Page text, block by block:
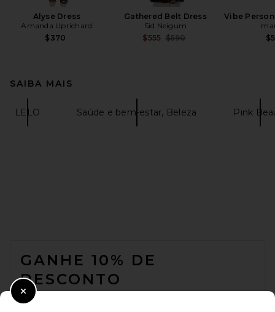
Alyse Dress
Amanda Uprichard
$370
Gathered Belt Dress
Sid Neigum
$555 Previous price:
$590
Vibe
SAIBA MAIS
LELO Saúde e bem-estar, Beleza Pink
GANHE 10% DE
DESCONTO
Quando você se inscreve em nossa newsletter enviando seu e-mail.
Close Modal